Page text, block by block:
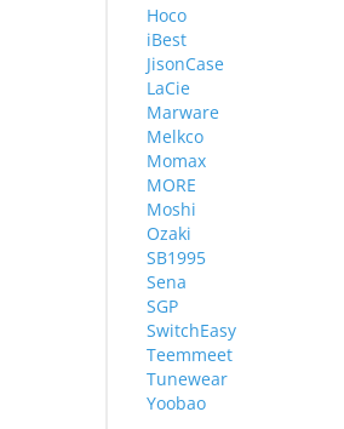
Hoco
iBest
JisonCase
LaCie
Marware
Melkco
Momax
MORE
Moshi
Ozaki
SB1995
Sena
SGP
SwitchEasy
Teemmeet
Tunewear
Yoobao